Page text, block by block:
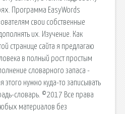
Программа EasyWords
свои собственные
их. Изучение. Как
странице сайта я предлагаю
в полный рост простым
словарного запаса -
этого нужно куда-то записывать
словарь. ©2017 Все права
материалов без